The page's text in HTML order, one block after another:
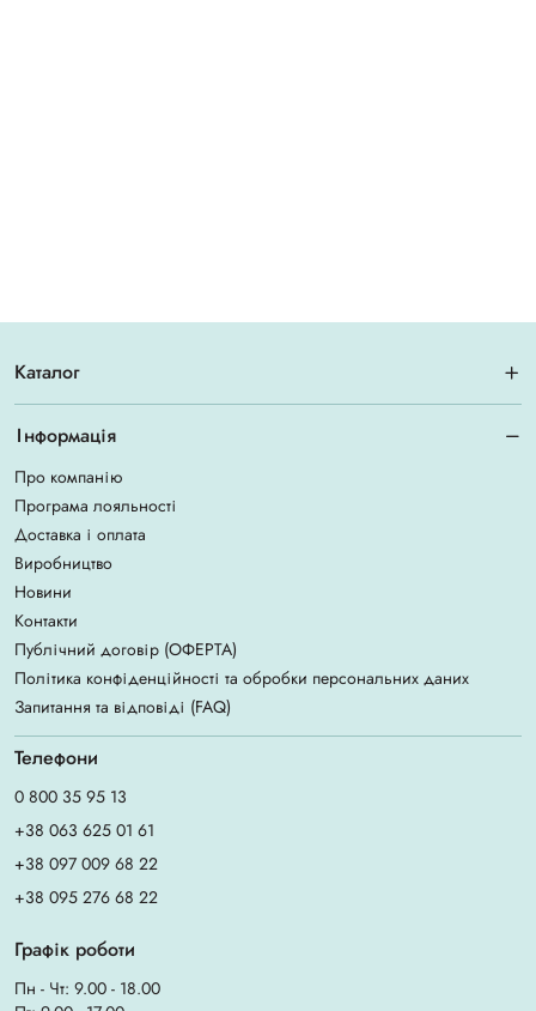
Каталог
Інформація
Про компанію
Програма лояльності
Доставка і оплата
Виробництво
Новини
Контакти
Публічний договір (ОФЕРТА)
Політика конфіденційності та обробки персональних даних
Запитання та відповіді (FAQ)
Телефони
0 800 35 95 13
+38 063 625 01 61
+38 097 009 68 22
+38 095 276 68 22
Графік роботи
Пн - Чт: 9.00 - 18.00